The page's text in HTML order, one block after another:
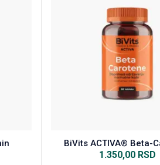
BiVits ACTIVA® Beta-
1.350,00 RSD